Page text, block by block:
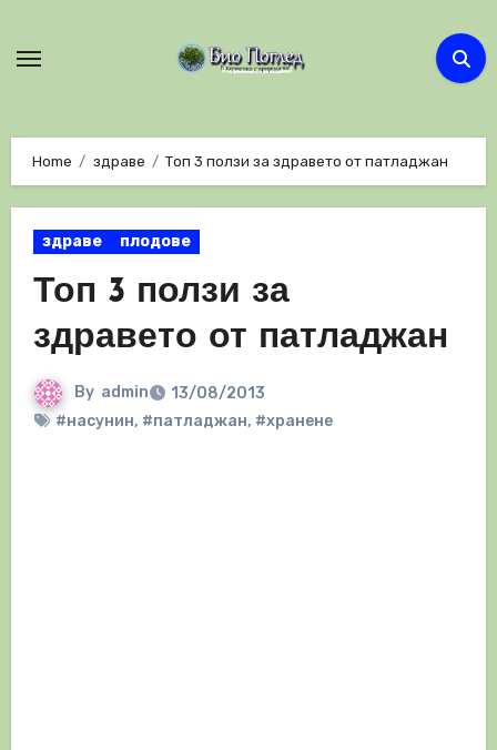
Home здраве Топ 3 ползи за здравето от патладжан
здраве плодове
Топ 3 ползи за
здравето от патладжан
By admin
13/08/2013
#насунин, #патладжан, #хранене